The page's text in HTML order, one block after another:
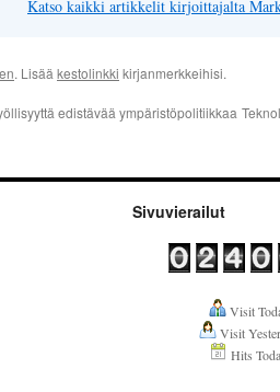
Katso kaikki artikkelit kirjoittajalta
. Lisää kestolinkki kirjanmerkkeihisi.
edistävää ympäristöpolitiikkaa
Sivuvierailut
Visit
Visit
Hits